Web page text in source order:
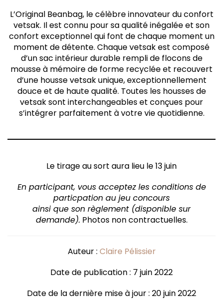
L’Original Beanbag, le célèbre innovateur du confort
vetsak. Il est connu pour sa qualité inégalée et son
confort exceptionnel qui font de chaque moment un
moment de détente. Chaque vetsak est composé
d’un sac intérieur durable rempli de flocons de
mousse à mémoire de forme recyclée et recouvert
d’une housse vetsak unique, exceptionnellement
douce et de haute qualité. Toutes les housses de
vetsak sont interchangeables et conçues pour
s’intégrer parfaitement à votre vie quotidienne.
Le tirage au sort aura lieu le 13 juin
En participant, vous acceptez les conditions de
particpation au jeu concours
ainsi que son règlement (disponible sur
demande). Photos non contractuelles.
Auteur : Claire Pélissier
Date de publication : 7 juin 2022
Date de la dernière mise à jour : 20 juin 2022